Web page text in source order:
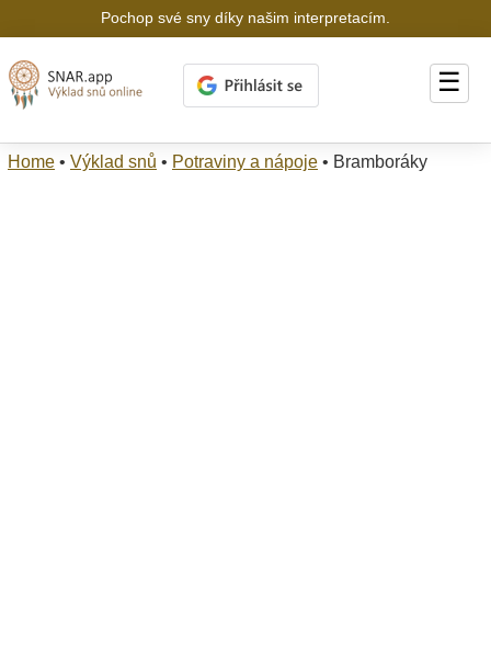
Pochop své sny díky našim interpretacím.
☰
Home • Výklad snů • Potraviny a nápoje • Bramboráky